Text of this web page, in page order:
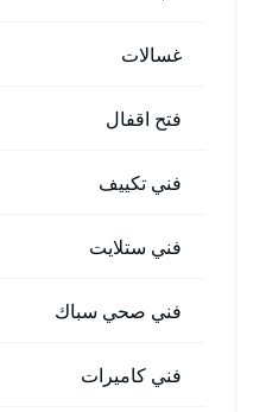
غسالات
فتح اقفال
فني تكييف
فني ستلايت
فني صحي سباك
فني كاميرات